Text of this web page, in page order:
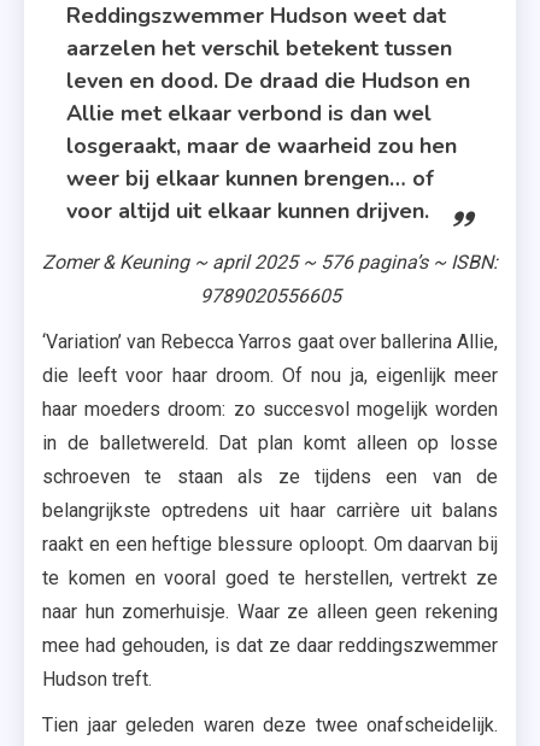
&
Keuning
Reddingszwemmer Hudson weet dat
aarzelen het verschil betekent tussen
leven en dood. De draad die Hudson en
Allie met elkaar verbond is dan wel
losgeraakt, maar de waarheid zou hen
weer bij elkaar kunnen brengen… of
voor altijd uit elkaar kunnen drijven.
Zomer & Keuning ~ april 2025 ~ 576 pagina’s ~ ISBN:
9789020556605
‘Variation’ van Rebecca Yarros gaat over ballerina Allie,
die leeft voor haar droom. Of nou ja, eigenlijk meer
haar moeders droom: zo succesvol mogelijk worden
in de balletwereld. Dat plan komt alleen op losse
schroeven te staan als ze tijdens een van de
belangrijkste optredens uit haar carrière uit balans
raakt en een heftige blessure oploopt. Om daarvan bij
te komen en vooral goed te herstellen, vertrekt ze
naar hun zomerhuisje. Waar ze alleen geen rekening
mee had gehouden, is dat ze daar reddingszwemmer
Hudson treft.
Tien jaar geleden waren deze twee onafscheidelijk.